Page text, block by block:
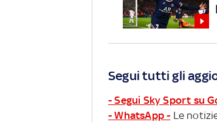
Segui tutti gli
- Segui Sky Sport su
- WhatsApp - Le